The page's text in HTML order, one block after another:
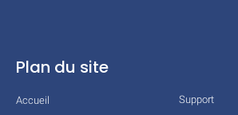
Plan du site
Accueil
Support